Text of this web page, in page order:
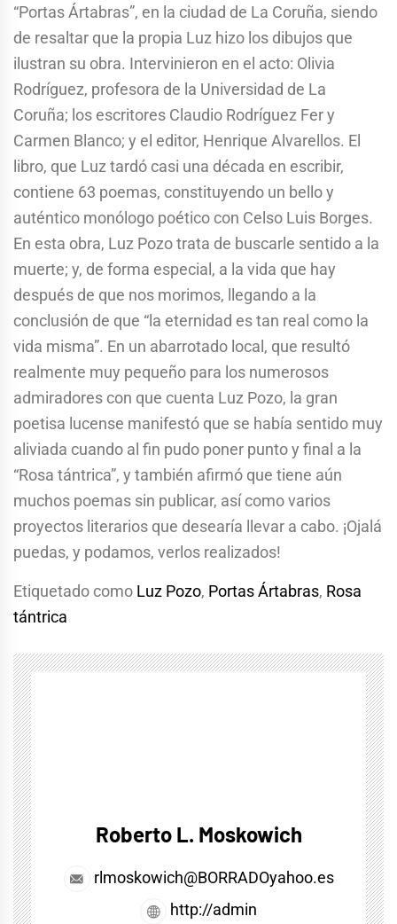
“Portas Ártabras”, en la ciudad de La Coruña, siendo
de resaltar que la propia Luz hizo los dibujos que
ilustran su obra. Intervinieron en el acto: Olivia
Rodríguez, profesora de la Universidad de La
Coruña; los escritores Claudio Rodríguez Fer y
Carmen Blanco; y el editor, Henrique Alvarellos. El
libro, que Luz tardó casi una década en escribir,
contiene 63 poemas, constituyendo un bello y
auténtico monólogo poético con Celso Luis Borges.
En esta obra, Luz Pozo trata de buscarle sentido a la
muerte; y, de forma especial, a la vida que hay
después de que nos morimos, llegando a la
conclusión de que “la eternidad es tan real como la
vida misma”. En un abarrotado local, que resultó
realmente muy pequeño para los numerosos
admiradores con que cuenta Luz Pozo, la gran
poetisa lucense manifestó que se había sentido muy
aliviada cuando al fin pudo poner punto y final a la
“Rosa tántrica”, y también afirmó que tiene aún
muchos poemas sin publicar, así como varios
proyectos literarios que desearía llevar a cabo. ¡Ojalá
puedas, y podamos, verlos realizados!
Etiquetado como Luz Pozo, Portas Ártabras, Rosa
tántrica
Roberto L. Moskowich
rlmoskowich@BORRADOyahoo.es
http://admin